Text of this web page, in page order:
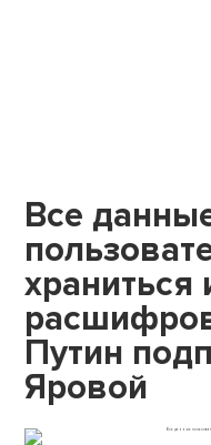
Все
храниться
Путин
Яровой